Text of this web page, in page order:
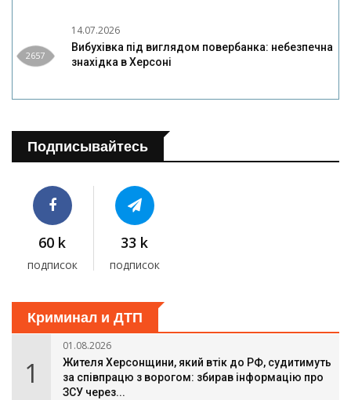
2657
14.07.2026
Вибухівка під виглядом повербанка: небезпечна
знахідка в Херсоні
Подписывайтесь
60 k
подписок
33 k
подписок
Криминал и ДТП
1
01.08.2026
Жителя Херсонщини, який втік до РФ, судитимуть
за співпрацю з ворогом: збирав інформацію про
ЗСУ через...